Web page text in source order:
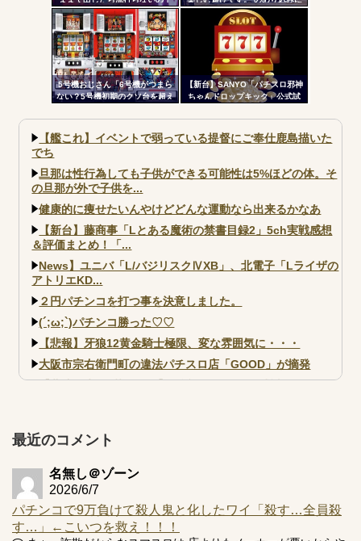
注意しましょう。」←これおか
しいだろｗｗｗ
5号機おじさん「6号機がつまら
ない？5号機初期のクソ台を超え
【新台】SANYO「パチスロ邪神
ちゃんドロップキック」公式試
いなｗｗｗ
【艦これ】イベントで弱っている提督にご奉仕鹿島描いた
でち
旦那は性行為しても子供ができる可能性は5%ほどの体。そ
の旦那が外で子供を...
健康的に痩せたいんやけどどんな運動なら出来るかなあ
【新台】藤商事「Lとある魔術の禁書目録2」5ch実戦感想
＆評価まとめ！「...
News】ユニバ「L/バジリスクⅣXB」、北電子「Lライザの
アトリエKD...
２円パチンコを打つ事を決意しました。
(´;ω;`)パチンコ勝った♡♡
【悲報】牙狼12黄金騎士極限、変な雰囲気に・・・
大阪市宗右衛門町の違法パチスロ店「GOOD」が摘発
【北斗転生2も落ちた？】最近のパチスロ型式試験はミミズ
プ報告あり！弱予告...
井の軽い絆？
最近のコメント
名無し＠ゾーン
2026/6/7
パチンコで9万負けて殺人鬼と化したワイ「殺す…全員殺
す…」←こいつを救え！！！